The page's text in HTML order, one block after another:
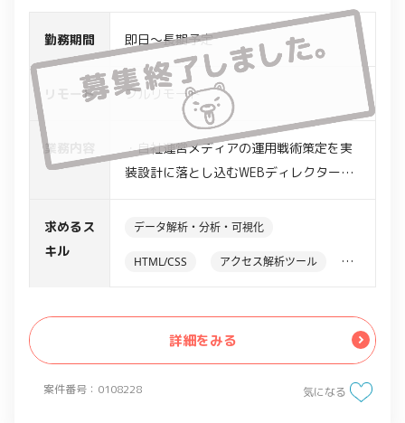
案件番号：0108228
勤務期間 即日～長期予定
リモート フルリモート
業務内容
・自社運営メディアの運用戦術策定を実
装設計に落とし込むWEBディレクター業
業務は下記1.2どちらか、または両方を担
【具体的な業務内容】
社内の主幹部門の「やりたいこと」を実
現性を考慮したうえ、ワイヤーフレーム
と簡易要件定義書へ落とし込みます。場
合によっては代替案の提示を行います。
求めるス
キル
データ解析・分析・可視化
HTML/CSS アクセス解析ツール
詳細をみる
気になる